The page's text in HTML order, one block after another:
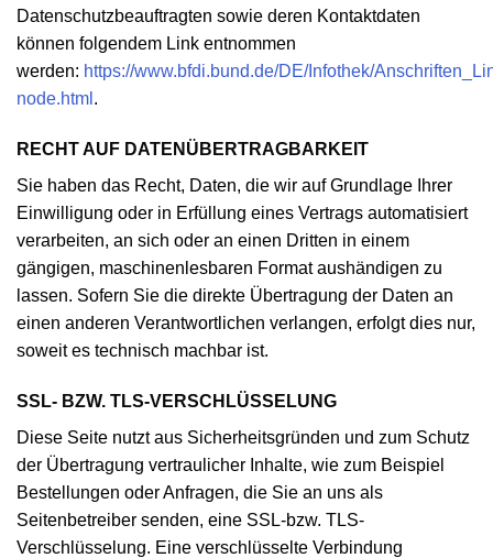
Datenschutzbeauftragten sowie deren Kontaktdaten
können folgendem Link entnommen
werden: https://www.bfdi.bund.de/DE/Infothek/
node.html .
RECHT AUF DATENÜBERTRAGBARKEIT
Sie haben das Recht, Daten, die wir auf Grundlage Ihrer
Einwilligung oder in Erfüllung eines Vertrags automatisiert
verarbeiten, an sich oder an einen Dritten in einem
gängigen, maschinenlesbaren Format aushändigen zu
lassen. Sofern Sie die direkte Übertragung der Daten an
einen anderen Verantwortlichen verlangen, erfolgt dies nur,
soweit es technisch machbar ist.
SSL- BZW. TLS-VERSCHLÜSSELUNG
Diese Seite nutzt aus Sicherheitsgründen und zum Schutz
der Übertragung vertraulicher Inhalte, wie zum Beispiel
Bestellungen oder Anfragen, die Sie an uns als
Seitenbetreiber senden, eine SSL-bzw. TLS-
Verschlüsselung. Eine verschlüsselte Verbindung